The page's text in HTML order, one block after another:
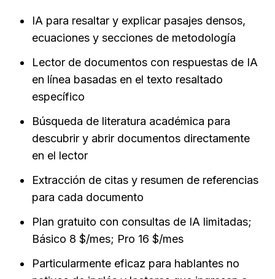
IA para resaltar y explicar pasajes densos,
ecuaciones y secciones de metodología
Lector de documentos con respuestas de IA
en línea basadas en el texto resaltado
específico
Búsqueda de literatura académica para
descubrir y abrir documentos directamente
en el lector
Extracción de citas y resumen de referencias
para cada documento
Plan gratuito con consultas de IA limitadas;
Básico 8 $/mes; Pro 16 $/mes
Particularmente eficaz para hablantes no